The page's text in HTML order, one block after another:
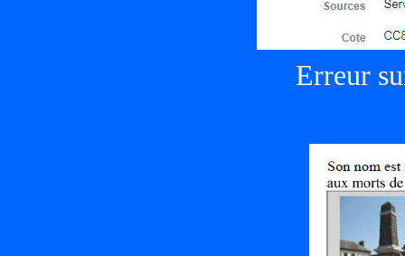
Erreur